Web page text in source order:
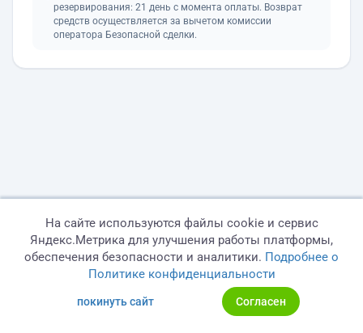
резервирования: 21 день с момента оплаты. Возврат
средств осуществляется за вычетом комиссии
оператора Безопасной сделки.
На сайте используются файлы cookie и сервис
Яндекс.Метрика для улучшения работы платформы,
обеспечения безопасности и аналитики. Подробнее о
Политике конфиденциальности
покинуть сайт Согласен